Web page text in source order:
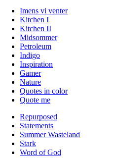
Imens vi venter
Kitchen I
Kitchen II
Midsommer
Petroleum
Indigo
Inspiration
Gamer
Nature
Quotes in color
Quote me
Repurposed
Statements
Summer Wasteland
Stark
Word of God